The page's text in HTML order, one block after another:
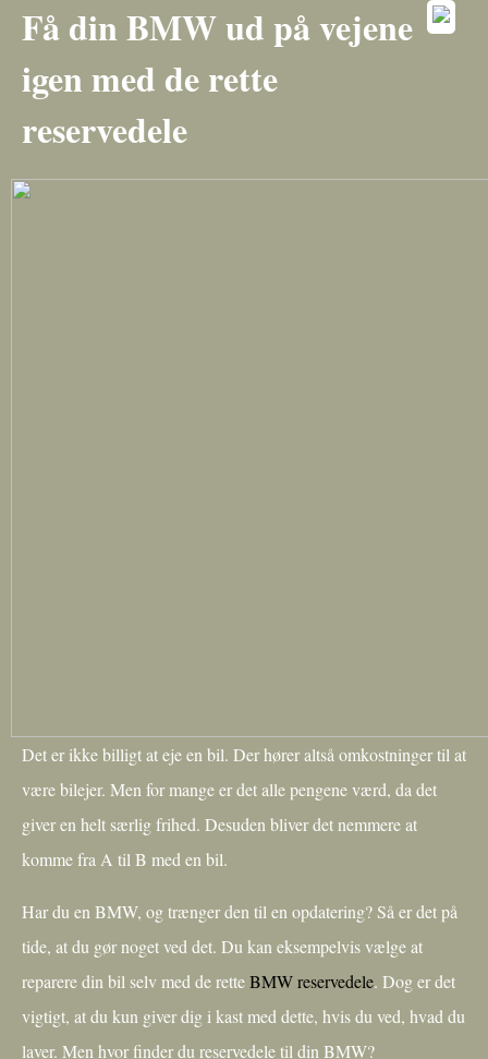
Få din BMW ud på vejene
igen med de rette
reservedele
Det er ikke billigt at eje en bil. Der hører altså omkostninger til at
være bilejer. Men for mange er det alle pengene værd, da det
giver en helt særlig frihed. Desuden bliver det nemmere at
komme fra A til B med en bil.
Har du en BMW, og trænger den til en opdatering? Så er det på
tide, at du gør noget ved det. Du kan eksempelvis vælge at
reparere din bil selv med de retteBMW reservedele. Dog er det
vigtigt, at du kun giver dig i kast med dette, hvis du ved, hvad du
laver. Men hvor finder du reservedele til din BMW?